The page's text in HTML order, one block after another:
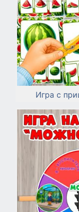
Игра с